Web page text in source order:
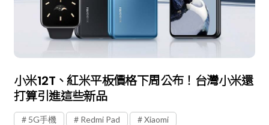
小米12T、紅米平板價格下周公布！台灣小米還
打算引進這些新品
5G手機 Redmi Pad
Xiaomi